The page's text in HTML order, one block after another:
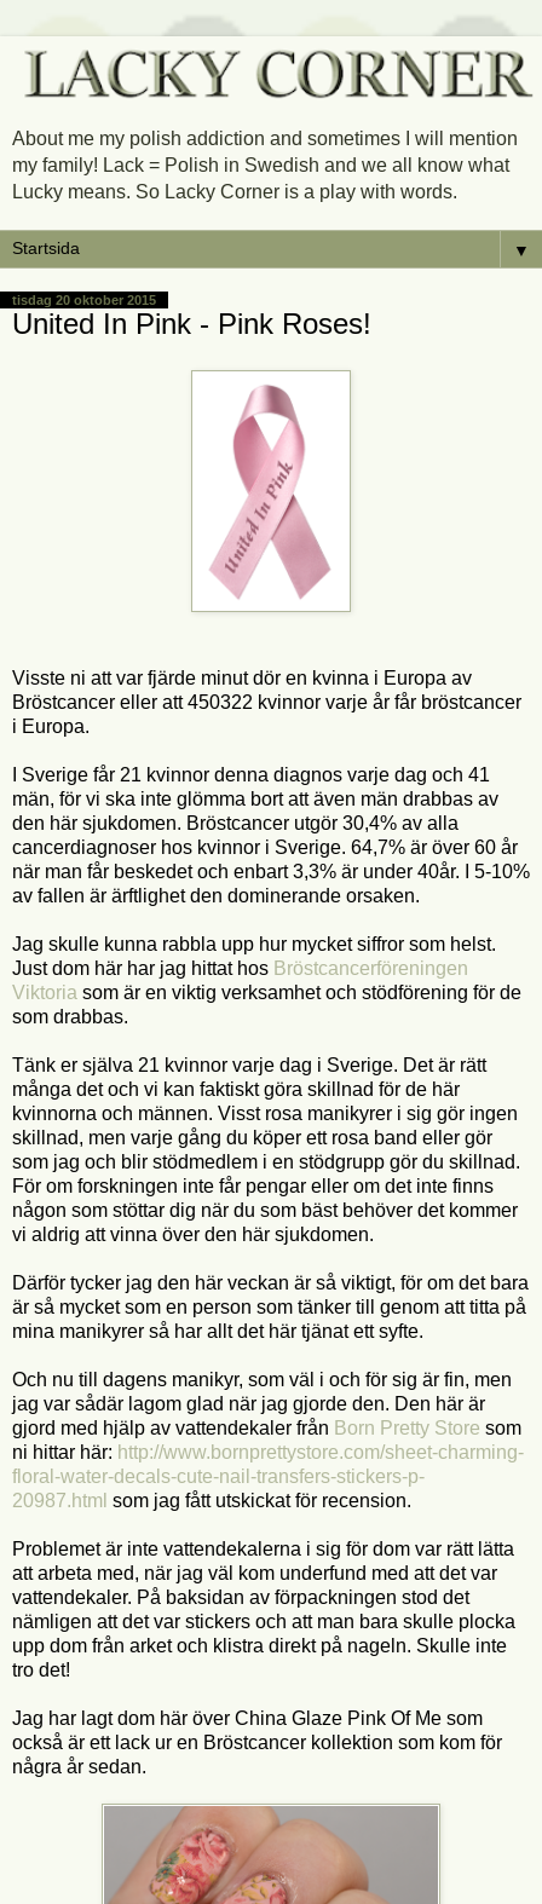
About me my polish addiction and sometimes I will mention
my family! Lack = Polish in Swedish and we all know what
Lucky means. So Lacky Corner is a play with words.
▼
tisdag 20 oktober 2015
United In Pink - Pink Roses!
Visste ni att var fjärde minut dör en kvinna i Europa av
Bröstcancer eller att 450322 kvinnor varje år får bröstcancer
i Europa.
I Sverige får 21 kvinnor denna diagnos varje dag och 41
män, för vi ska inte glömma bort att även män drabbas av
den här sjukdomen. Bröstcancer utgör 30,4% av alla
cancerdiagnoser hos kvinnor i Sverige. 64,7% är över 60 år
när man får beskedet och enbart 3,3% är under 40år. I 5-10%
av fallen är ärftlighet den dominerande orsaken.
Jag skulle kunna rabbla upp hur mycket siffror som helst.
Just dom här har jag hittat hos Bröstcancerföreningen
Viktoria som är en viktig verksamhet och stödförening för de
som drabbas.
Tänk er själva 21 kvinnor varje dag i Sverige. Det är rätt
många det och vi kan faktiskt göra skillnad för de här
kvinnorna och männen. Visst rosa manikyrer i sig gör ingen
skillnad, men varje gång du köper ett rosa band eller gör
som jag och blir stödmedlem i en stödgrupp gör du skillnad.
För om forskningen inte får pengar eller om det inte finns
någon som stöttar dig när du som bäst behöver det kommer
vi aldrig att vinna över den här sjukdomen.
Därför tycker jag den här veckan är så viktigt, för om det bara
är så mycket som en person som tänker till genom att titta på
mina manikyrer så har allt det här tjänat ett syfte.
Och nu till dagens manikyr, som väl i och för sig är fin, men
jag var sådär lagom glad när jag gjorde den. Den här är
gjord med hjälp av vattendekaler från Born Pretty Store som
ni hittar här: http://www.bornprettystore.com/sheet-charming-
floral-water-decals-cute-nail-transfers-stickers-p-
20987.html som jag fått utskickat för recension.
Problemet är inte vattendekalerna i sig för dom var rätt lätta
att arbeta med, när jag väl kom underfund med att det var
vattendekaler. På baksidan av förpackningen stod det
nämligen att det var stickers och att man bara skulle plocka
upp dom från arket och klistra direkt på nageln. Skulle inte
tro det!
Jag har lagt dom här över China Glaze Pink Of Me som
också är ett lack ur en Bröstcancer kollektion som kom för
några år sedan.